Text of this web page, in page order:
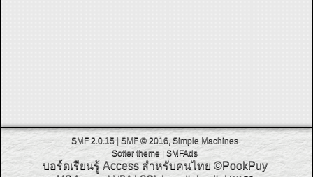
SMF 2.0.15| SMF © 2016 Simple Machines
Softer theme
SMFAds
บอร์ดเรียนรู้ Access สำหรับคนไทย ©PookPuy